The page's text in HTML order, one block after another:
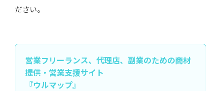
ださい。
営業フリーランス、代理店、副業のための商材
提供・営業支援サイト
『ウルマップ』